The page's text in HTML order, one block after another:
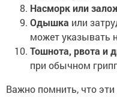
Насморк или
Одышка или
может указывать
Тошнота, рвота и
при обычном
Важно помнить, что